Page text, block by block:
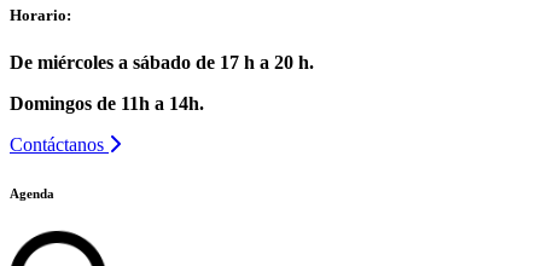
Horario:
De miércoles a sábado de 17 h a 20 h.
Domingos de 11h a 14h.
Contáctanos
Agenda